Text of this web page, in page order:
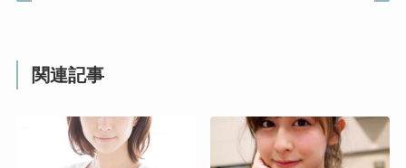
関連記事